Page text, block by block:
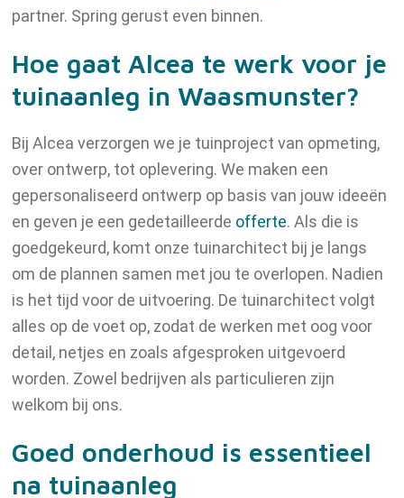
partner. Spring gerust even binnen.
Hoe gaat Alcea te werk voor je
tuinaanleg in Waasmunster?
Bij Alcea verzorgen we je tuinproject van opmeting,
over ontwerp, tot oplevering. We maken een
gepersonaliseerd ontwerp op basis van jouw ideeën
en geven je een gedetailleerde offerte. Als die is
goedgekeurd, komt onze tuinarchitect bij je langs
om de plannen samen met jou te overlopen. Nadien
is het tijd voor de uitvoering. De tuinarchitect volgt
alles op de voet op, zodat de werken met oog voor
detail, netjes en zoals afgesproken uitgevoerd
worden. Zowel bedrijven als particulieren zijn
welkom bij ons.
Goed onderhoud is essentieel
na tuinaanleg